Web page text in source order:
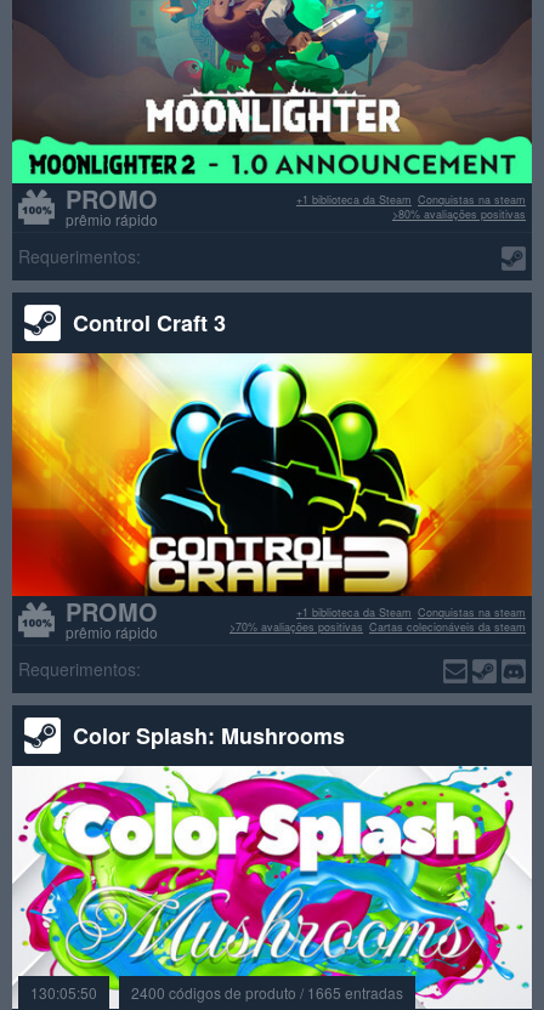
PROMO
prêmio rápido
Conquistas na steam
+1 biblioteca da Steam
>80% avaliações positivas
Requerimentos:
Control Craft 3
PROMO
prêmio rápido
Conquistas na steam
+1 biblioteca da Steam
Cartas colecionáveis da steam
>70% avaliações positivas
Requerimentos:
Color Splash: Mushrooms
130:05:50 2400 códigos de produto / 1665 entradas